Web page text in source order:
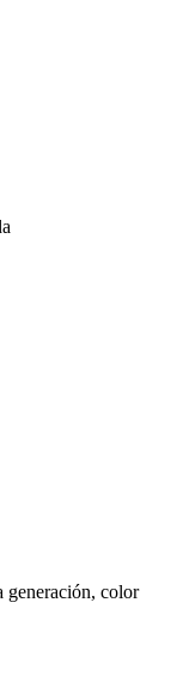
generación, color